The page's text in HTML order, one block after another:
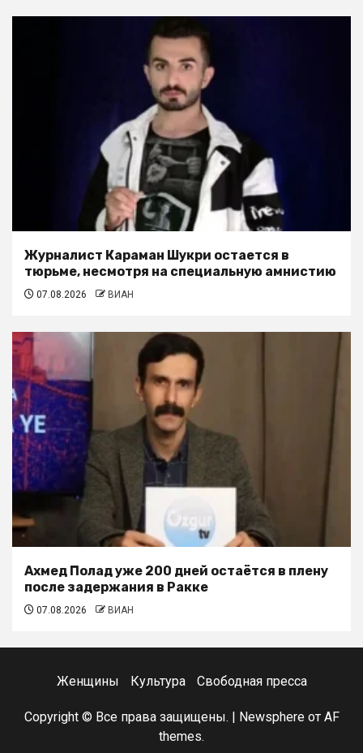
Журналист Караман Шукри остается в
тюрьме, несмотря на специальную амнистию
07.08.2026 ВИАН
Ахмед Полад уже 200 дней остаётся в плену
после задержания в Ракке
07.08.2026 ВИАН
Женщины Культура Свободная пресса
Copyright © Все права защищены. | Newsphereот AF
themes.